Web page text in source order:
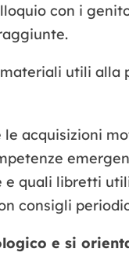
con i
utili alla
acquisizioni
e quali libretti
consigli
e si